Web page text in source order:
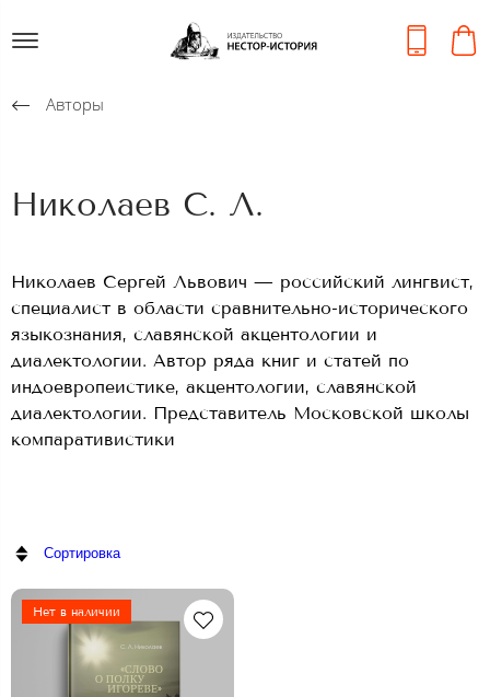
Авторы
Николаев С. Л.
Николаев Сергей Львович — российский лингвист,
специалист в области сравнительно-исторического
языкознания, славянской акцентологии и
диалектологии. Автор ряда книг и статей по
индоевропеистике, акцентологии, славянской
диалектологии. Представитель Московской школы
компаративистики
Сортировка
Нет в наличии